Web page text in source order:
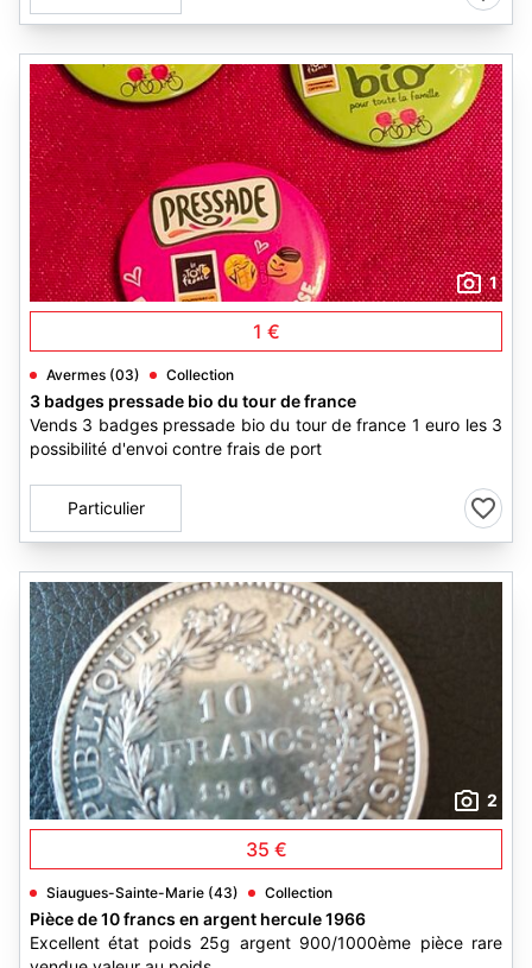
1
1 €
Avermes (03) Collection
3 badges pressade bio du tour de france
Vends 3 badges pressade bio du tour de france 1 euro les 3
possibilité d'envoi contre frais de port
Particulier
2
35 €
Siaugues-Sainte-Marie (43) Collection
Pièce de 10 francs en argent hercule 1966
Excellent état poids 25g argent 900/1000ème pièce rare